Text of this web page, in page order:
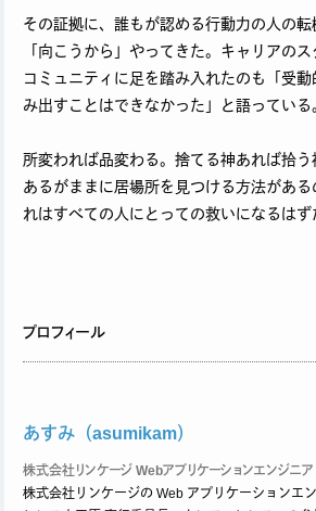
その証拠に、誰もが認める行動力の人の
「向こうから」やってきた。キャリアのス
コミュニティに足を踏み入れたのも「受
み出すことはできなかった」と語っている
所変われば品変わる。捨てる神あれば拾
あるがままに居場所を見つける方法があ
れはすべての人にとっての救いになるはず
プロフィール
あすみ（asumikam）
株式会社リンケージ Webアプリケーションエンジニア
株式会社リンケージの Web アプリケーションエ